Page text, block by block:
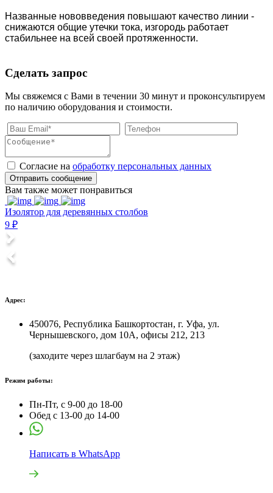
Названные нововведения повышают качество линии -
снижаются общие утечки тока, изгородь работает
стабильнее на всей своей протяженности.
Сделать запрос
Мы свяжемся с Вами в течении 30 минут и проконсультируем
по наличию оборудования и стоимости.
Согласие на обработку персональных данных
Отправить сообщение
Вам также может понравиться
Изолятор для деревянных столбов
9 ₽
Адрес:
450076, Республика Башкортостан, г. Уфа, ул.
Чернышевского, дом 10А, офисы 212, 213
(заходите через шлагбаум на 2 этаж)
Режим работы:
Пн-Пт, с 9-00 до 18-00
Обед с 13-00 до 14-00
Написать в WhatsApp